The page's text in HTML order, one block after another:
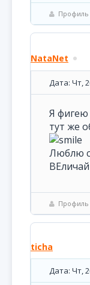
Профиль
NataNet
Дата: Чт,
Я фигею
тут же
Люблю
Профиль
ticha
Дата: Чт,